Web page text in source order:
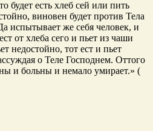
будет есть хлеб сей или пить
виновен будет против Тела
испытывает же себя человек, и
от хлеба сего и пьет из чаши
недостойно, тот ест и пьет
о Теле Господнем. Оттого
и больны и немало умирает.» (